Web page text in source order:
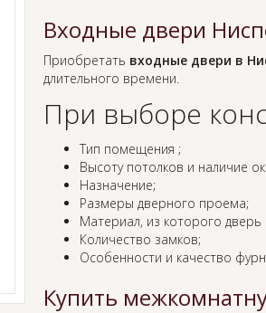
Входные двери
Приобретать входные двери в
длительного времени.
При выборе
Тип помещения ;
Высоту потолков и наличие
Назначение;
Размеры дверного проема;
Материал, из которого дверь
Количество замков;
Особенности и качество
Купить